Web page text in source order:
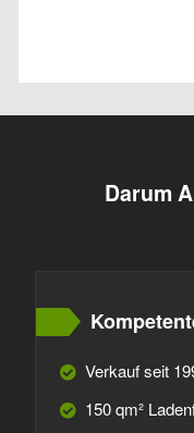
Darum
Verkauf seit
150 qm²